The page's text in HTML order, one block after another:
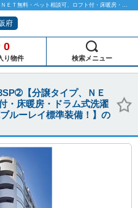
【新大阪 徒歩4分】EC新大阪3SP➁【分譲タイプ、ＮＥＴ無料・ペット相談可、ロフト付・床暖房・ドラム式洗濯乾燥機・３２型ＴＶ・HDD内蔵ブルーレイ標準装備！】のマンスリーマンション物件詳細「グッドマンスリー」
府
0
り物件 検索メニュー
【分譲タイプ、ＮＥ
・床暖房・ドラム式洗濯
ルーレイ標準装備！】の